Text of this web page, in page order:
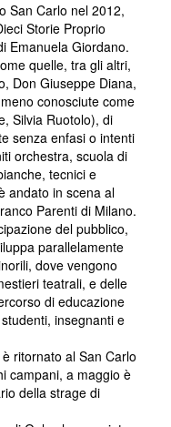
San Carlo nel 2012,
Storie Proprio
Emanuela Giordano.
quelle, tra gli altri,
Don Giuseppe Diana,
conosciute come
Silvia Ruotolo), di
senza enfasi o intenti
orchestra, scuola di
tecnici e
andato in scena al
Parenti di Milano.
del pubblico,
parallelamente
dove vengono
teatrali, e delle
di educazione
insegnanti e
ritornato al San Carlo
campani, a maggio è
della strage di